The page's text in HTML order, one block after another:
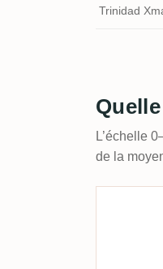
Trinidad
L’échelle
de la